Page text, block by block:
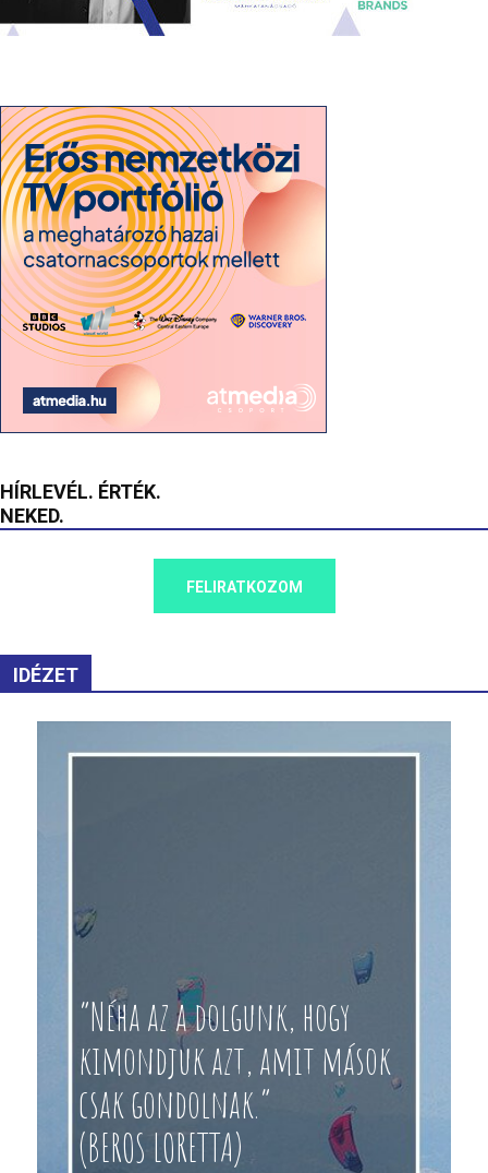
HÍRLEVÉL. ÉRTÉK.
NEKED.
FELIRATKOZOM
IDÉZET
“Néha az a dolgunk, hogy
kimondjuk azt, amit mások
csak gondolnak.”
(BEROS LORETTA)